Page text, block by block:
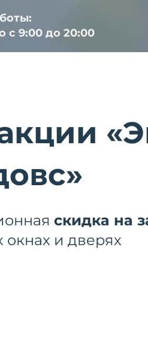
с 9:00 до 20:00
скидка на
окнах и дверях